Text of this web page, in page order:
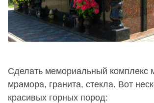
Сделать мемориальный комплекс
мрамора, гранита, стекла. Вот
красивых горных пород: